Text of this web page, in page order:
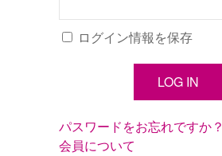
ログイン情報を保存
パスワードをお忘れですか？
会員について